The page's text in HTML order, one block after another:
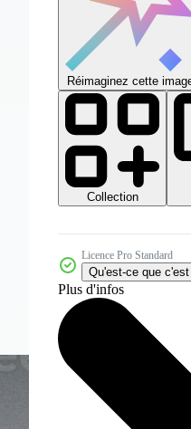
Réimaginez cette
Collection
Licence Pro Standard
Qu'est-ce que
Plus d'infos